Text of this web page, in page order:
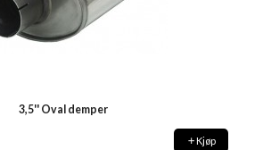
3,5'' Oval demper
Kjøp